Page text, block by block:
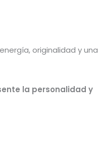
originalidad y una
la personalidad y